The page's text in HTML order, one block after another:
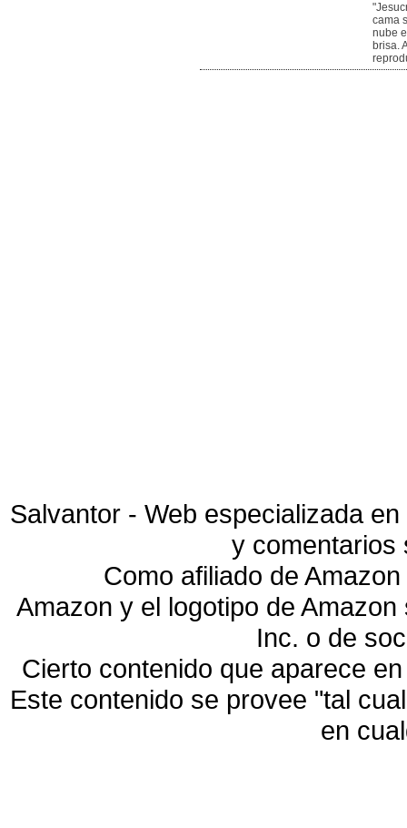
cama
nube
brisa.
Salvantor - Web especializada
y
Como afiliado de
Amazon y el logotipo de
Inc. o de
Cierto contenido que aparece
Este contenido se provee "tal
en